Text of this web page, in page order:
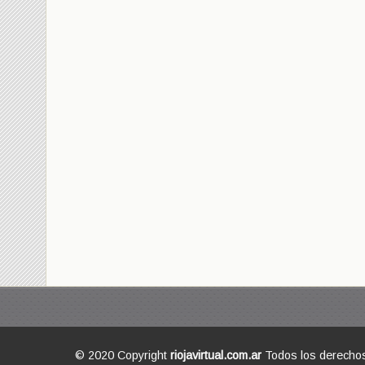
© 2020 Copyright riojavirtual.com.ar Todos los